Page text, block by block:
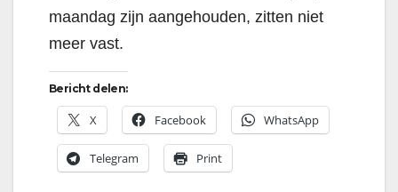
maandag zijn aangehouden, zitten niet
meer vast.
Bericht delen:
X Facebook WhatsApp
Telegram Print